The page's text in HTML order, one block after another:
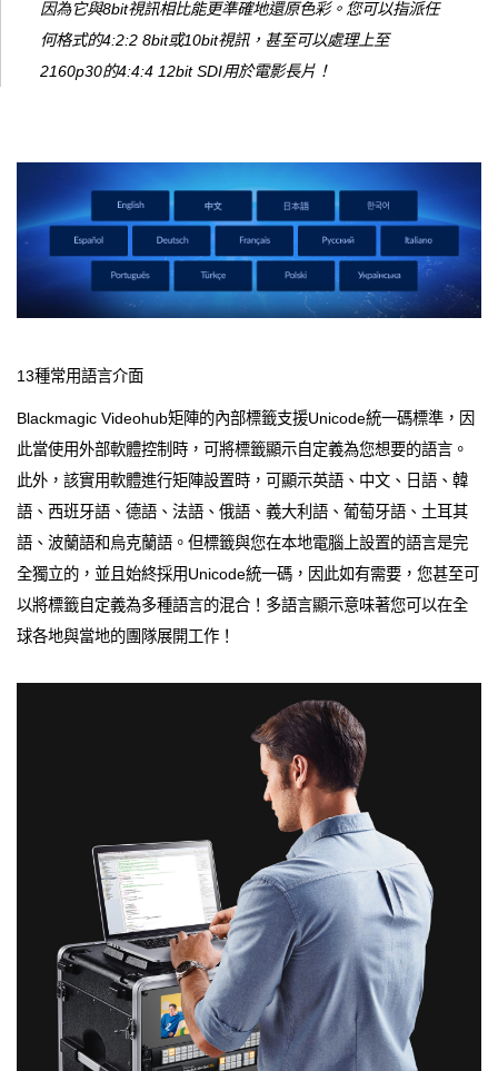
因為它與8bit視訊相比能更準確地還原色彩。您可以指派任
何格式的4:2:2 8bit或10bit視訊，甚至可以處理上至
2160p30的4:4:4 12bit SDI用於電影長片！
13種常用語言介面
Blackmagic Videohub矩陣的內部標籤支援Unicode統一碼標準，因
此當使用外部軟體控制時，可將標籤顯示自定義為您想要的語言。
此外，該實用軟體進行矩陣設置時，可顯示英語、中文、日語、韓
語、西班牙語、德語、法語、俄語、義大利語、葡萄牙語、土耳其
語、波蘭語和烏克蘭語。但標籤與您在本地電腦上設置的語言是完
全獨立的，並且始終採用Unicode統一碼，因此如有需要，您甚至可
以將標籤自定義為多種語言的混合！多語言顯示意味著您可以在全
球各地與當地的團隊展開工作！